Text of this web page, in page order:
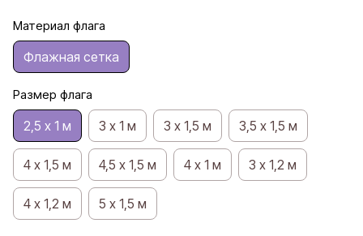
Материал флага
Флажная сетка
Размер флага
2,5 х 1 м 3 х 1 м 3 х 1,5 м 3,5 х 1,5 м
4 х 1,5 м 4,5 х 1,5 м 4 х 1 м 3 х 1,2 м
4 х 1,2 м 5 х 1,5 м